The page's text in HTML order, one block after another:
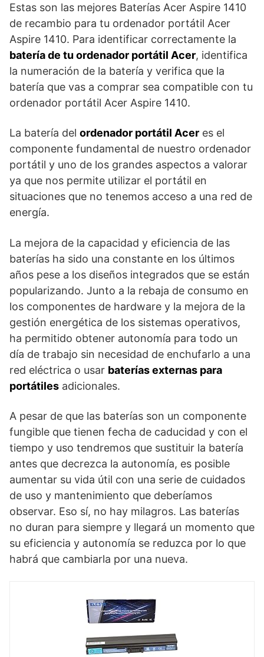
Estas son las mejores Baterías Acer Aspire 1410
de recambio para tu ordenador portátil Acer
Aspire 1410. Para identificar correctamente la
batería de tu ordenador portátil Acer, identifica
la numeración de la batería y verifica que la
batería que vas a comprar sea compatible con tu
ordenador portátil Acer Aspire 1410.
La batería del ordenador portátil Acer es el
componente fundamental de nuestro ordenador
portátil y uno de los grandes aspectos a valorar
ya que nos permite utilizar el portátil en
situaciones que no tenemos acceso a una red de
energía.
La mejora de la capacidad y eficiencia de las
baterías ha sido una constante en los últimos
años pese a los diseños integrados que se están
popularizando. Junto a la rebaja de consumo en
los componentes de hardware y la mejora de la
gestión energética de los sistemas operativos,
ha permitido obtener autonomía para todo un
día de trabajo sin necesidad de enchufarlo a una
red eléctrica o usar baterías externas para
portátiles adicionales.
A pesar de que las baterías son un componente
fungible que tienen fecha de caducidad y con el
tiempo y uso tendremos que sustituir la batería
antes que decrezca la autonomía, es posible
aumentar su vida útil con una serie de cuidados
de uso y mantenimiento que deberíamos
observar. Eso sí, no hay milagros. Las baterías
no duran para siempre y llegará un momento que
su eficiencia y autonomía se reduzca por lo que
habrá que cambiarla por una nueva.